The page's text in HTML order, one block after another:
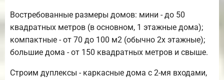
Востребованные размеры домов: мини - до 50
квадратных метров (в основном, 1 этажные дома);
компактные - от 70 до 100 м2 (обычно 2х этажные);
большие дома - от 150 квадратных метров и свыше.
Строим дуплексы - каркасные дома с 2-мя входами,